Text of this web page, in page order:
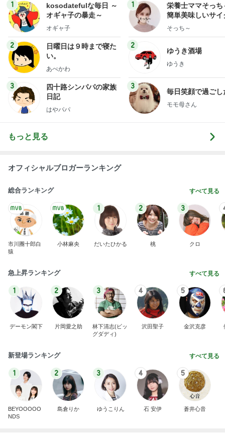
1
kosodatefulな毎日 ～
オギャ子の暴走～
オギャ子
2
日曜日は９時まで寝た
い。
あべかわ
3
四十路シンパパの家族
日記
はやパパ
1
栄養士ママそっち
簡単美味しいサイ
献立
そっち～
2
ゆうき酒場
ゆうき
3
毎日笑顔で過ごし
モモ母さん
もっと見る
オフィシャルブロガーランキング
総合ランキング すべて見る
市川團十郎白
猿
小林麻央
1
だいたひかる
2
桃
3
クロ
急上昇ランキング すべて見る
1
デーモン閣下
2
片岡愛之助
3
林下清志(ビッ
グダディ)
4
沢田聖子
5
金沢克彦
新登場ランキング すべて見る
1
BEYOOOOO
NDS
2
島倉りか
3
ゆうこりん
4
石 安伊
5
蒼井心音